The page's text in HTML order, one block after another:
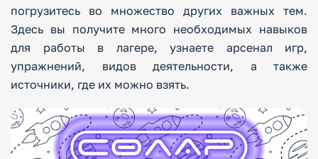
погрузитесь во множество других важных тем.
Здесь вы получите много необходимых навыков
для работы в лагере, узнаете арсенал игр,
упражнений, видов деятельности, а также
источники, где их можно взять.